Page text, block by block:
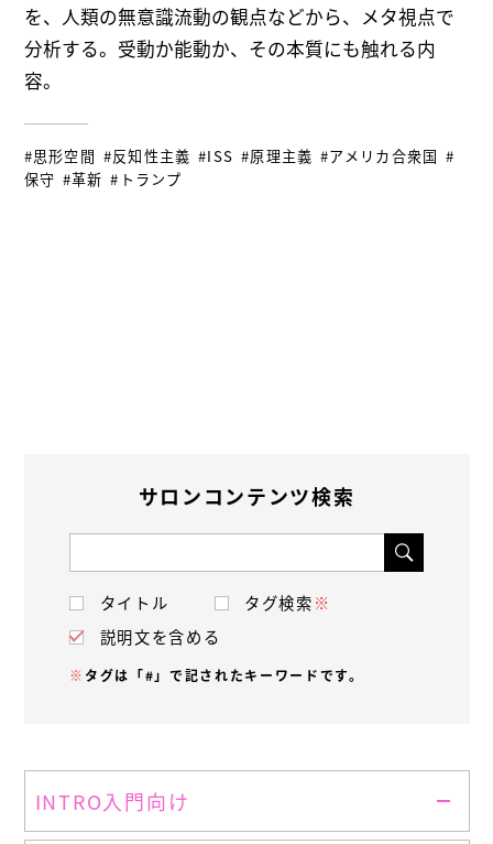
を、人類の無意識流動の観点などから、メタ視点で
分析する。受動か能動か、その本質にも触れる内
容。
#思形空間 #反知性主義 #ISS #原理主義 #アメリカ合衆国 #
保守 #革新 #トランプ
サロンコンテンツ検索
タイトル タグ検索※
説明文を含める
※ タグは「#」で記されたキーワードです。
INTRO入門向け